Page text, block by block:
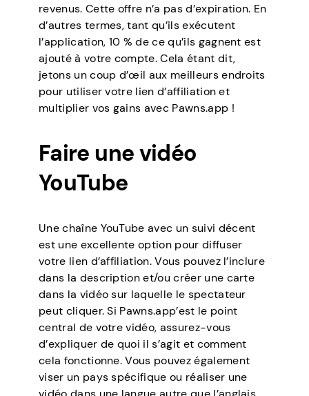
revenus. Cette offre n’a pas d’expiration. En
d’autres termes, tant qu’ils exécutent
l’application, 10 % de ce qu’ils gagnent est
ajouté à votre compte. Cela étant dit,
jetons un coup d’œil aux meilleurs endroits
pour utiliser votre lien d’affiliation et
multiplier vos gains avec Pawns.app !
Faire une vidéo
YouTube
Une chaîne YouTube avec un suivi décent
est une excellente option pour diffuser
votre lien d’affiliation. Vous pouvez l’inclure
dans la description et/ou créer une carte
dans la vidéo sur laquelle le spectateur
peut cliquer. Si Pawns.app’est le point
central de votre vidéo, assurez-vous
d’expliquer de quoi il s’agit et comment
cela fonctionne. Vous pouvez également
viser un pays spécifique ou réaliser une